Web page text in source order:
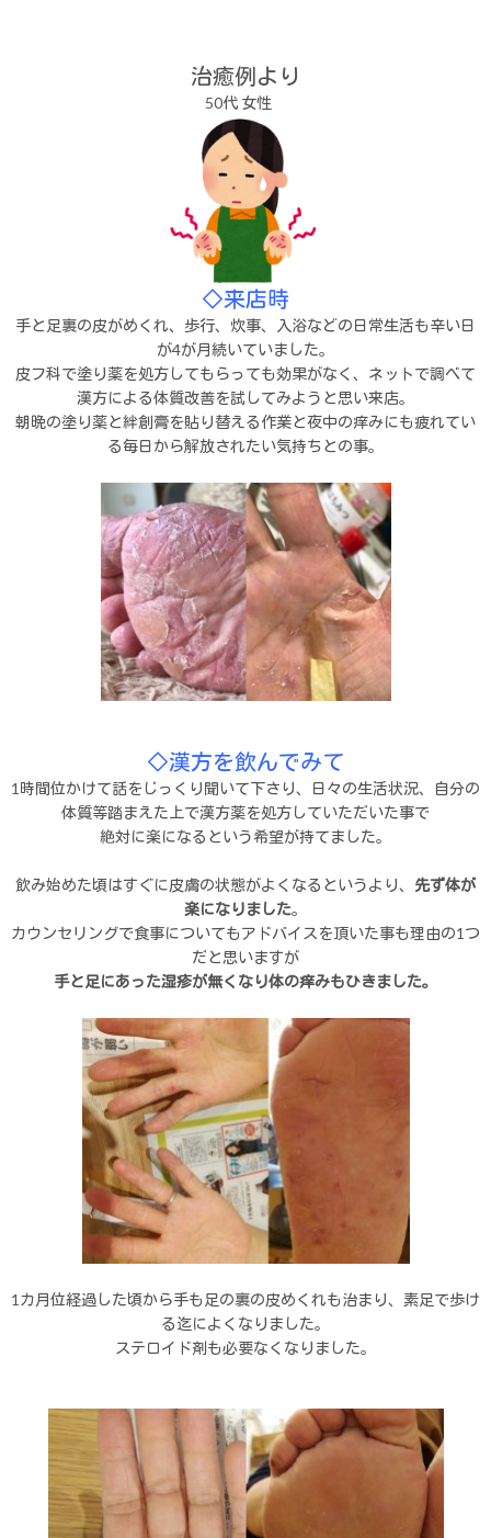
治癒例より
50代 女性
◇来店時
手と足裏の皮がめくれ、歩行、炊事、入浴などの日常生活も辛い日
が4が月続いていました。
皮フ科で塗り薬を処方してもらっても効果がなく、ネットで調べて
漢方による体質改善を試してみようと思い来店。
朝晩の塗り薬と絆創膏を貼り替える作業と夜中の痒みにも疲れてい
る毎日から解放されたい気持ちとの事。
◇漢方を飲んでみて
1時間位かけて話をじっくり聞いて下さり、日々の生活状況、自分の
体質等踏まえた上で漢方薬を処方していただいた事で
絶対に楽になるという希望が持てました。
飲み始めた頃はすぐに皮膚の状態がよくなるというより、 先ず体が
楽になりました。
カウンセリングで食事についてもアドバイスを頂いた事も理由の1つ
だと思いますが
手と足にあった湿疹が無くなり体の痒みもひきました。
1カ月位経過した頃から手も足の裏の皮めくれも治まり、素足で歩け
る迄によくなりました。
ステロイド剤も必要なくなりました。